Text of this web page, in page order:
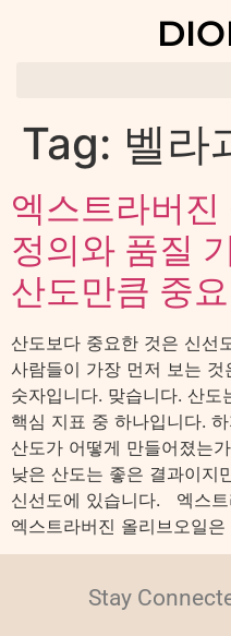
Tag: 벨라
엑스트라버진
정의와 품질
산도만큼 중
산도보다 중요한 것은 신선
사람들이 가장 먼저 보는 것
숫자입니다. 맞습니다. 산
핵심 지표 중 하나입니다.
산도가 어떻게 만들어졌는
낮은 산도는 좋은 결과이지
신선도에 있습니다. 엑스
엑스트라버진 올리브오일
Stay